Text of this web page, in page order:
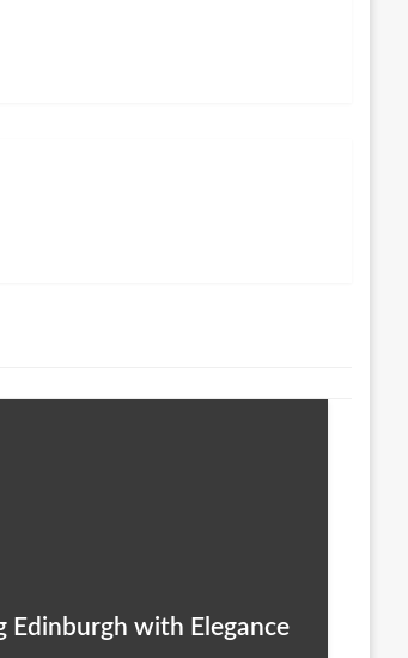
Edinburgh with Elegance